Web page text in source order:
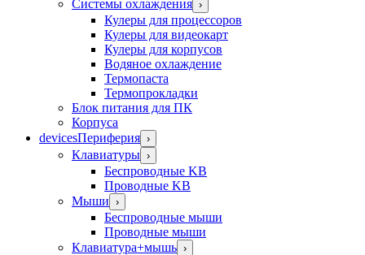
Системы охлаждения ›
Кулеры для процессоров
Кулеры для видеокарт
Кулеры для корпусов
Водяное охлаждение
Термопаста
Термопрокладки
Блок питания для ПК
Корпуса
devicesПериферия ›
Клавиатуры ›
Беспроводные KB
Проводные KB
Мыши ›
Беспроводные мыши
Проводные мыши
Клавиатура+мышь ›